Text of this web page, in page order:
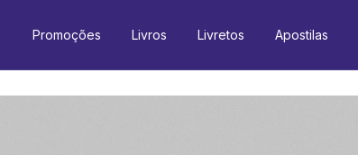
Promoções Livros Livretos Apostilas